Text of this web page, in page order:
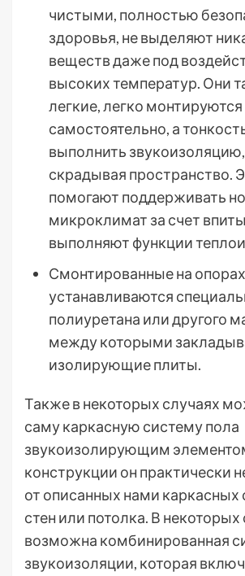
чистыми, полностью
здоровья, не выделяют
веществ даже под
высоких температур. Они
легкие, легко монтируются
самостоятельно, а
выполнить
скрадывая пространство.
помогают поддерживать
микроклимат за счет
выполняют функции
Смонтированные на
устанавливаются
полиуретана или другого
между которыми
изолирующие плиты.
Также в некоторых случаях
саму каркасную систему пола
звукоизолирующим
конструкции он практически
от описанных нами каркасных
стен или потолка. В некоторых
возможна комбинированная
звукоизоляции, которая